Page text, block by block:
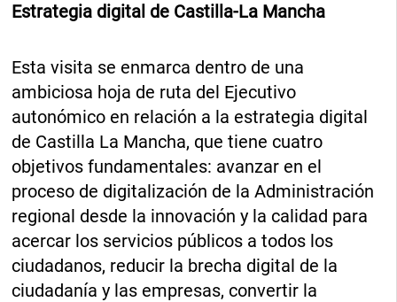
Estrategia digital de Castilla-La Mancha
Esta visita se enmarca dentro de una
ambiciosa hoja de ruta del Ejecutivo
autonómico en relación a la estrategia digital
de Castilla La Mancha, que tiene cuatro
objetivos fundamentales: avanzar en el
proceso de digitalización de la Administración
regional desde la innovación y la calidad para
acercar los servicios públicos a todos los
ciudadanos, reducir la brecha digital de la
ciudadanía y las empresas, convertir la